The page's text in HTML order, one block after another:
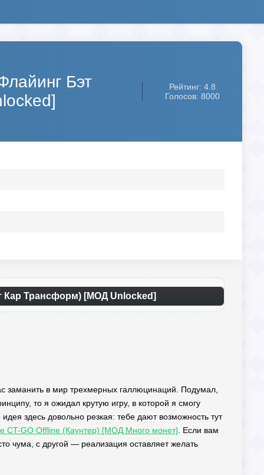
Бэт
Рейтинг: 4.8
Голосов: 8000
Кар Трансформ) [МОД Unlocked]
заманить в мир трехмерных галлюцинаций. Подумал,
то я ожидал крутую игру, в которой я смогу
здесь довольно резкая: тебе дают возможность тут
CT-GO Offline (Каунтер) [МОД Много монет] . Если вам
чума, с другой — реализация оставляет желать